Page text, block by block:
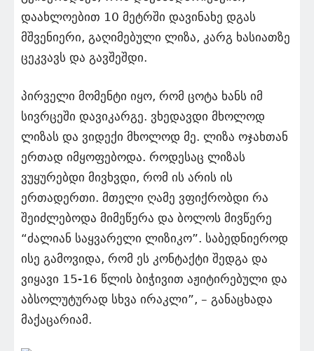
დაახლოებით 10 მეტრში დავინახე დგას
მშვენიერი, გაღიმებული ლიზა, კარგ ხასიათზე
ცეკვავს და გავშეშდი.
პირველი მომენტი იყო, რომ ცოტა ხანს იმ
სივრცეში დავიკარგე. ვხედავდი მხოლოდ
ლიზას და ვიდექი მხოლოდ მე. ლიზა ოჯახთან
ერთად იმყოფებოდა. როდესაც ლიზას
ვუყურებდი მივხვდი, რომ ის არის ის
ერთადერთი. მთელი ღამე ვფიქრობდი რა
შეიძლებოდა მიმეწერა და ბოლოს მივწერე
“ძალიან საყვარელი ლიზიკო”. საბედნიეროდ
ისე გამოვიდა, რომ ეს კონტაქტი შედგა და
ვიყავი 15-16 წლის ბიჭივით აჟიტირებული და
აბსოლუტურად სხვა ირაკლი”, – განაცხადა
მაქაცარიამ.